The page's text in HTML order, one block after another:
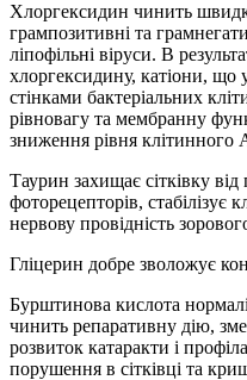
Хлоргексидин чинить
грампозитивні та
ліпофільні віруси. В
хлоргексидину, катіони, що
стінками бактеріальних
рівновагу та мембранну
зниження рівня клітинного
Таурин захищає сітківку
фоторецепторів, стабілізує
нервову провідність
Гліцерин добре зволожує
Бурштинова кислота
чинить репаративну дію,
розвиток катаракти і
порушення в сітківці та